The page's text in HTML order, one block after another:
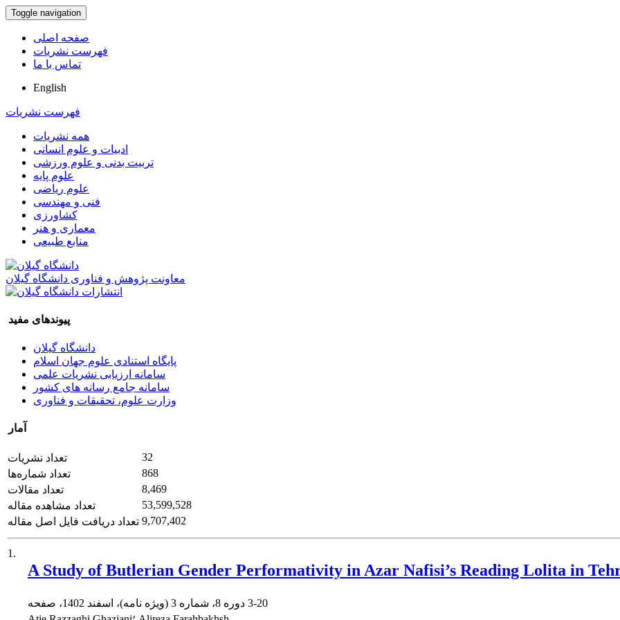
Toggle navigation
صفحه اصلی
فهرست نشریات
تماس با ما
English
فهرست نشریات
همه نشریات
ادبیات و علوم انسانی
تربیت بدنی و علوم ورزشی
علوم پایه
علوم ریاضی
فنی و مهندسی
کشاورزی
معماری و هنر
منابع طبیعی
معاونت پژوهش و فناوری دانشگاه گیلان
پیوندهای مفید
دانشگاه گیلان
پایگاه استنادی علوم جهان اسلام
سامانه ارزیابی نشریات علمی
سامانه جامع رسانه های کشور
وزارت علوم، تحقیقات و فناوری
آمار
تعداد نشریات
32
تعداد شماره‌ها
868
تعداد مقالات
8,469
تعداد مشاهده مقاله
53,599,528
تعداد دریافت فایل اصل مقاله 9,707,402
1.
A Study of Butlerian Gender Performativity in Azar Nafisi’s Reading Lolita in
3-20